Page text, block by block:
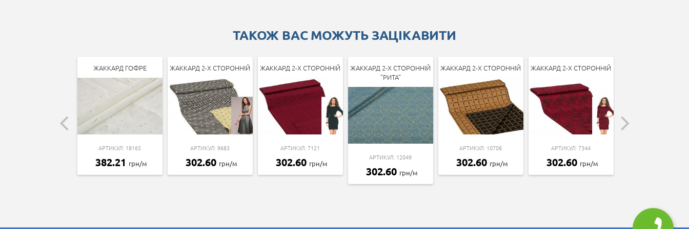
ТАКОЖ ВАС МОЖУТЬ ЗАЦІКАВИТИ
ЖАККАРД ГОФРЕ
АРТИКУЛ: 18165
382.21 грн/м
ЖАККАРД 2-Х СТОРОННІЙ
АРТИКУЛ: 9683
302.60 грн/м
ЖАККАРД 2-Х СТОРОННІЙ
АРТИКУЛ: 7121
302.60 грн/м
ЖАККАРД 2-Х СТОРОННІЙ
"РИТА"
АРТИКУЛ: 12049
302.60 грн/м
ЖАККАРД 2-Х СТОРОННІЙ
АРТИКУЛ: 10706
302.60 грн/м
ЖАККАРД 2-Х СТОРОННІЙ
АРТИКУЛ: 7344
302.60 грн/м